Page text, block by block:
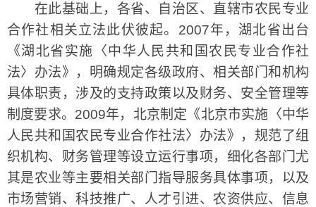
在此基础上，各省、自治区、直辖市农民专业
合作社相关立法此伏彼起。2007年，湖北省出台
《湖北省实施〈中华人民共和国农民专业合作社
法〉办法》，明确规定各级政府、相关部门和机构
具体职责，涉及的支持政策以及财务、安全管理等
制度要求。2009年，北京制定《北京市实施〈中华
人民共和国农民专业合作社法〉办法》，规范了组
织机构、财务管理等设立运行事项，细化各部门尤
其是农业等主要相关部门指导服务具体事项，以及
市场营销、科技推广、人才引进、农资供应、信息